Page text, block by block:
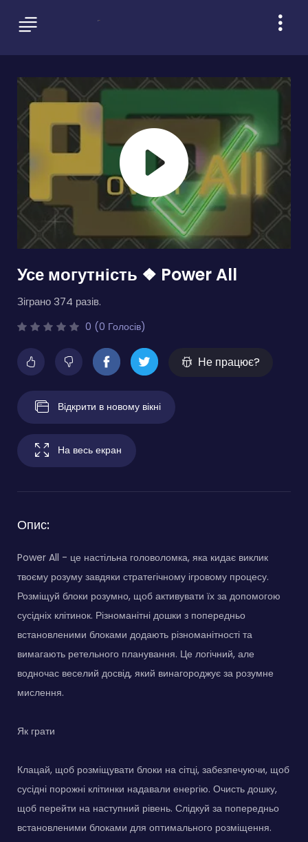
Усе могутність ❖ Power All
Зіграно 374 разів.
0 (0 Голосів)
Не працює?
Відкрити в новому вікні
На весь екран
Опис:
Power All - це настільна головоломка, яка кидає виклик
твоєму розуму завдяки стратегічному ігровому процесу.
Розміщуй блоки розумно, щоб активувати їх за допомогою
сусідніх клітинок. Різноманітні дошки з попередньо
встановленими блоками додають різноманітності та
вимагають ретельного планування. Це логічний, але
водночас веселий досвід, який винагороджує за розумне
мислення.
Як грати
Клацай, щоб розміщувати блоки на сітці, забезпечуючи, щоб
сусідні порожні клітинки надавали енергію. Очисть дошку,
щоб перейти на наступний рівень. Слідкуй за попередньо
встановленими блоками для оптимального розміщення.